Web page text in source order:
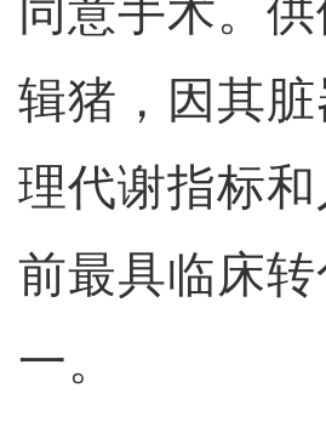
同意手术。
辑猪，因其
理代谢指标
前最具临床
一。